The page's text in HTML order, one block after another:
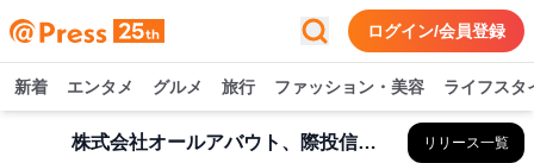
ログイン/会員登録
新着 エンタメ グルメ 旅行 ファッション・美容 ライフスタ
株式会社オールアバウト、際投信投資顧問株式会社 リリース一覧